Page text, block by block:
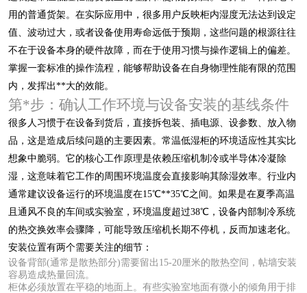
用的普通货架。在实际应用中，很多用户反映柜内湿度无法达到设定
值、波动过大，或者设备使用寿命远低于预期，这些问题的根源往往
不在于设备本身的硬件故障，而在于使用习惯与操作逻辑上的偏差。
掌握一套标准的操作流程，能够帮助设备在自身物理性能有限的范围
内，发挥出**大的效能。
第*步：确认工作环境与设备安装的基线条件
很多人习惯于在设备到货后，直接拆包装、插电源、设参数、放入物
品，这是造成后续问题的主要因素。常温低湿柜的环境适应性其实比
想象中脆弱。它的核心工作原理是依赖压缩机制冷或半导体冷凝除
湿，这意味着它工作的周围环境温度会直接影响其除湿效率。行业内
通常建议设备运行的环境温度在15℃**35℃之间。如果是在夏季高温
且通风不良的车间或实验室，环境温度超过38℃，设备内部制冷系统
的热交换效率会骤降，可能导致压缩机长期不停机，反而加速老化。
安装位置有两个需要关注的细节：
设备背部(通常是散热部分)需要留出15-20厘米的散热空间，帖墙安装
容易造成热量回流。
柜体必须放置在平稳的地面上。有些实验室地面有微小的倾角用于排